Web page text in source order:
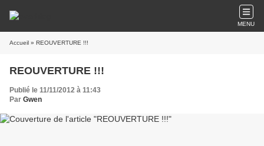
MENU
Accueil » REOUVERTURE !!!
REOUVERTURE !!!
Publié le 11/11/2012 à 11:43
Par Gwen